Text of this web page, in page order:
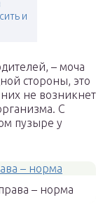
и
– моча
стороны, это
не возникнет
С
пузыре у
– норма